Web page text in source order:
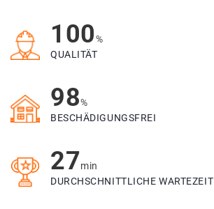
100%
QUALITÄT
98%
BESCHÄDIGUNGSFREI
27min
DURCHSCHNITTLICHE WARTEZEIT